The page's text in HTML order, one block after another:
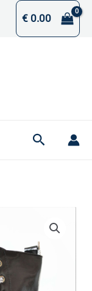
€0.00
Paieška